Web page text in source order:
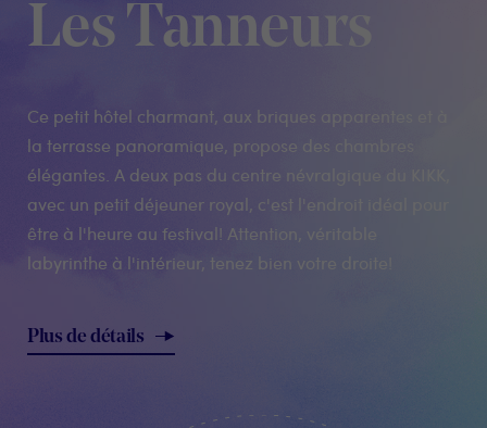
Les Tanneurs
Ce petit hôtel charmant, aux briques apparentes et à
la terrasse panoramique, propose des chambres
élégantes. A deux pas du centre névralgique du KIKK,
avec un petit déjeuner royal, c'est l'endroit idéal pour
être à l'heure au festival! Attention, véritable
labyrinthe à l'intérieur, tenez bien votre droite!
Plus de détails